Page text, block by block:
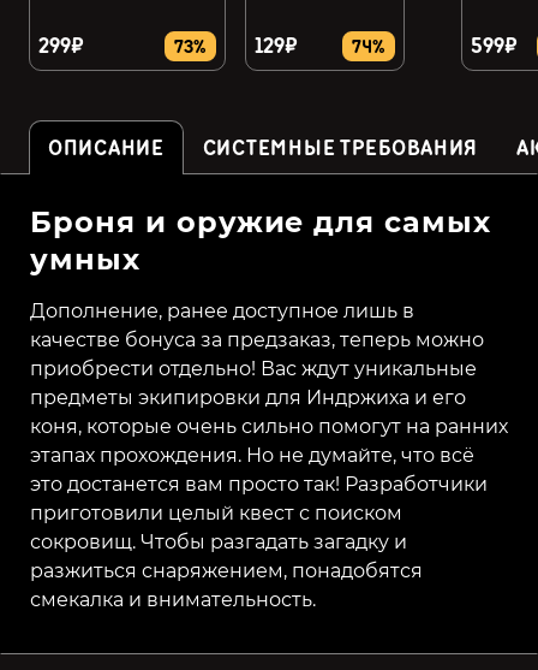
299₽ 73% 129₽ 74% 599₽
ОПИСАНИЕ СИСТЕМНЫЕ ТРЕБОВАНИЯ
Броня и оружие для самых
умных
Дополнение, ранее доступное лишь в
качестве бонуса за предзаказ, теперь можно
приобрести отдельно! Вас ждут уникальные
предметы экипировки для Индржиха и его
коня, которые очень сильно помогут на ранних
этапах прохождения. Но не думайте, что всё
это достанется вам просто так! Разработчики
приготовили целый квест с поиском
сокровищ. Чтобы разгадать загадку и
разжиться снаряжением, понадобятся
смекалка и внимательность.